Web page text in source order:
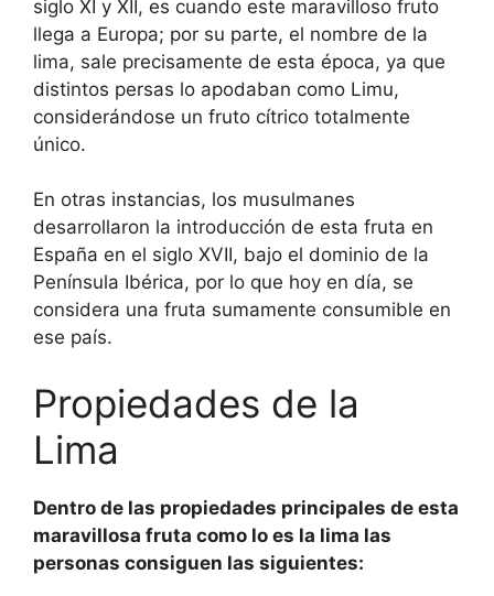
siglo XI y XII, es cuando este maravilloso fruto
llega a Europa; por su parte, el nombre de la
lima, sale precisamente de esta época, ya que
distintos persas lo apodaban como Limu,
considerándose un fruto cítrico totalmente
único.
En otras instancias, los musulmanes
desarrollaron la introducción de esta fruta en
España en el siglo XVII, bajo el dominio de la
Península Ibérica, por lo que hoy en día, se
considera una fruta sumamente consumible en
ese país.
Propiedades de la
Lima
Dentro de las propiedades principales de esta
maravillosa fruta como lo es la lima las
personas consiguen las siguientes: